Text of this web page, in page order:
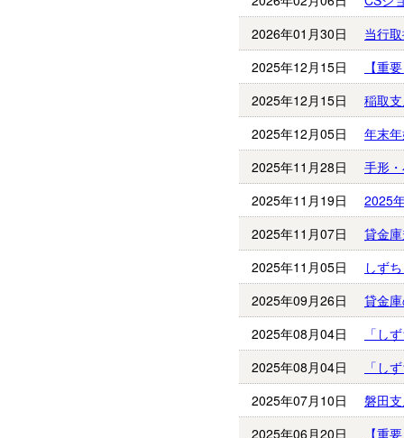
2026年01月30日
当行
2025年12月15日
【重
2025年12月15日
稲取
2025年12月05日
年末
2025年11月28日
手形
2025年11月19日
2025
2025年11月07日
貸金
2025年11月05日
しず
2025年09月26日
貸金
2025年08月04日
「し
2025年08月04日
「し
2025年07月10日
磐田
2025年06月20日
【重